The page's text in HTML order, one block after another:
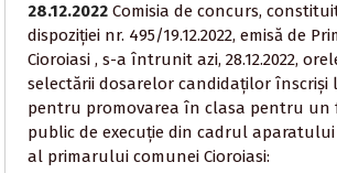
28.12.2022 Comisia de concurs,
dispoziției nr. 495/19.12.2022, emisă de
Cioroiasi , s-a întrunit azi, 28.12.2022,
selectării dosarelor candidaților înscriși
pentru promovarea în clasa pentru un
public de execuție din cadrul
al primarului comunei Cioroiasi: